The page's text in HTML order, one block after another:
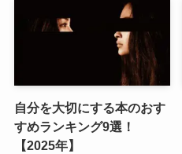
自分を大切にする本のおす
すめランキング9選！
【2025年】